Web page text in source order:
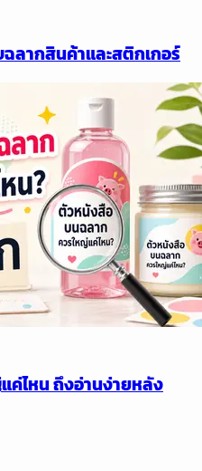
ลากสินค้าและสติกเกอร์
ไหน ถึงอ่านง่ายหลัง